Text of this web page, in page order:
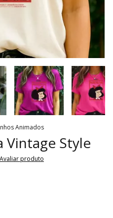
Animados
Vintage Style
Avaliar produto